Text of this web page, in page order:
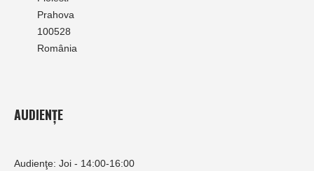
Prahova
100528
România
AUDIENȚE
Audienţe: Joi - 14:00-16:00